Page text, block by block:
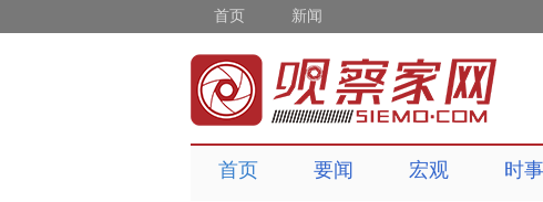
首页 新闻
首页 要闻 宏观 时